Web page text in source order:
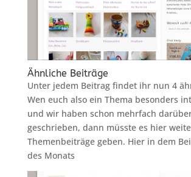
Ähnliche Beiträge
Unter jedem Beitrag findet ihr nun 4
Wen euch also ein Thema besonders
und wir haben schon mehrfach
geschrieben, dann müsste es hier
Themenbeiträge geben. Hier in dem
des Monats